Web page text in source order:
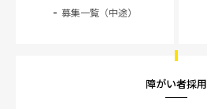
募集一覧（中途）
障がい者採用